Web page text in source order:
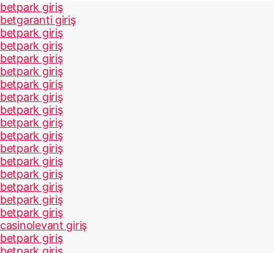
betpark giriş
betgaranti giriş
betpark giriş
betpark giriş
betpark giriş
betpark giriş
betpark giriş
betpark giriş
betpark giriş
betpark giriş
betpark giriş
betpark giriş
betpark giriş
betpark giriş
betpark giriş
betpark giriş
betpark giriş
casinolevant giriş
betpark giriş